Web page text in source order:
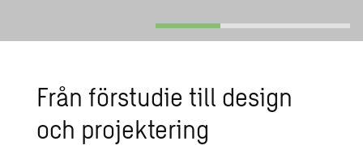
Från förstudie till design
och projektering